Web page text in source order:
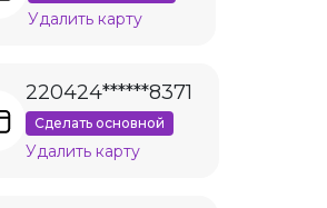
Удалить карту
220424******8371
Сделать основной
Удалить карту